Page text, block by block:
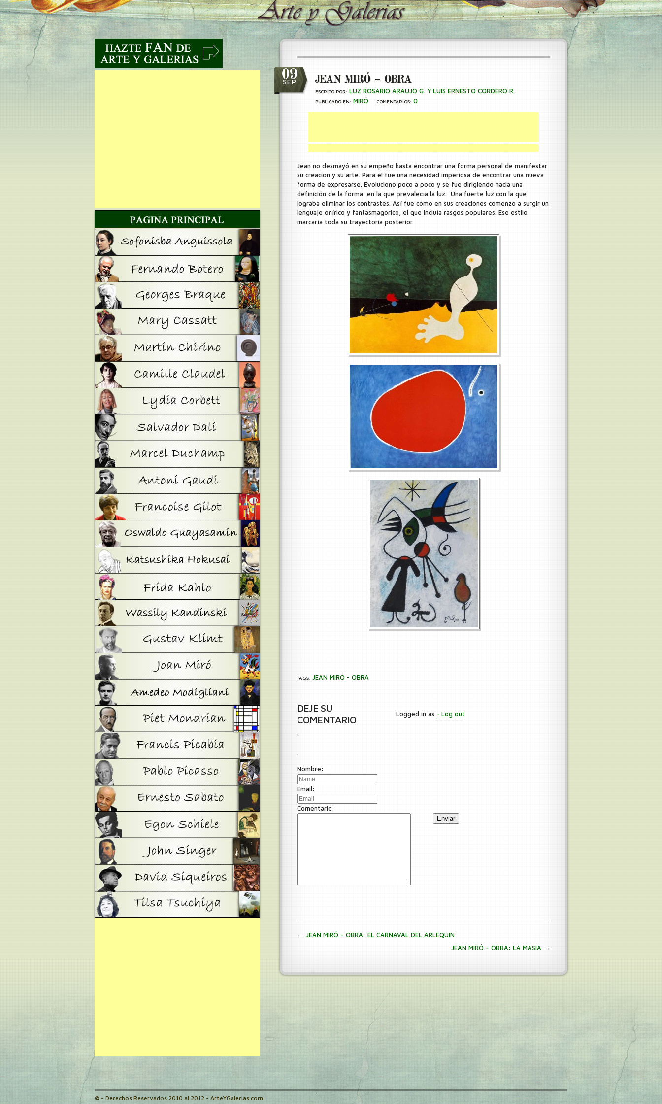
09
SEP JEAN MIRÓ – OBRA
ESCRITO POR: LUZ ROSARIO ARAUJO G. Y LUIS ERNESTO CORDERO R.
PUBLICADO EN: MIRÓ COMENTARIOS: 0
Jean no desmayó en su empeño hasta encontrar una forma personal de manifestar
su creación y su arte. Para él fue una necesidad imperiosa de encontrar una nueva
forma de expresarse. Evolucionó poco a poco y se fue dirigiendo hacia una
definición de la forma, en la que prevalecía la luz. Una fuerte luz con la que
lograba eliminar los contrastes. Así fue cómo en sus creaciones comenzó a surgir un
lenguaje onírico y fantasmagórico, el que incluía rasgos populares. Ese estilo
marcaría toda su trayectoria posterior.
TAGS: JEAN MIRÓ - OBRA
DEJE SU
COMENTARIO
Logged in as - Log out
.
.
Nombre:
Email:
Comentario:
Enviar
← JEAN MIRÓ – OBRA: EL CARNAVAL DEL ARLEQUIN
JEAN MIRÓ – OBRA: LA MASIA →
© - Derechos Reservados 2010 al 2012 - ArteYGalerias.com